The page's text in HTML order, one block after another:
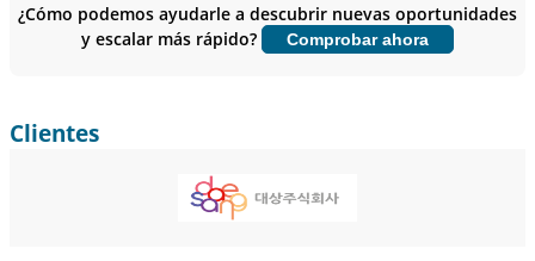
Personalizar ahora
¿Cómo podemos ayudarle a descubrir nuevas oportunidades
y escalar más rápido?
Comprobar ahora
Clientes